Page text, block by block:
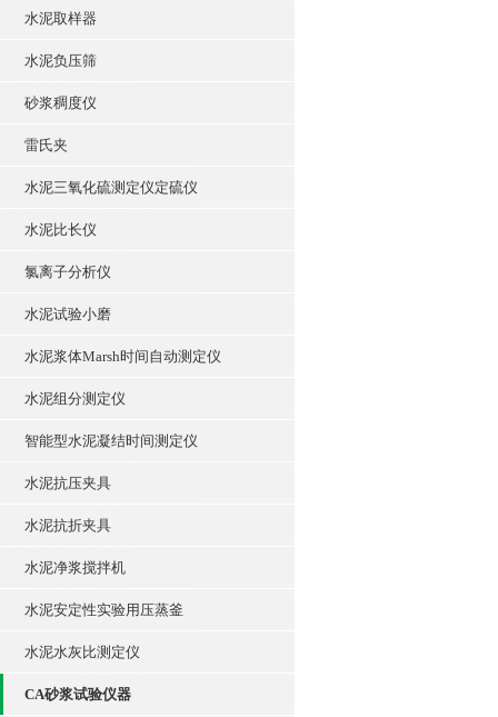
水泥取样器
水泥负压筛
砂浆稠度仪
雷氏夹
水泥三氧化硫测定仪定硫仪
水泥比长仪
氯离子分析仪
水泥试验小磨
水泥浆体Marsh时间自动测定仪
水泥组分测定仪
智能型水泥凝结时间测定仪
水泥抗压夹具
水泥抗折夹具
水泥净浆搅拌机
水泥安定性实验用压蒸釜
水泥水灰比测定仪
CA砂浆试验仪器